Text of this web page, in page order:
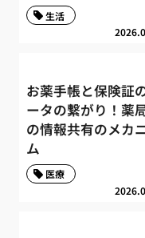
生活
お薬手帳と保険証
ータの繋がり！薬
の情報共有のメカ
ム
医療